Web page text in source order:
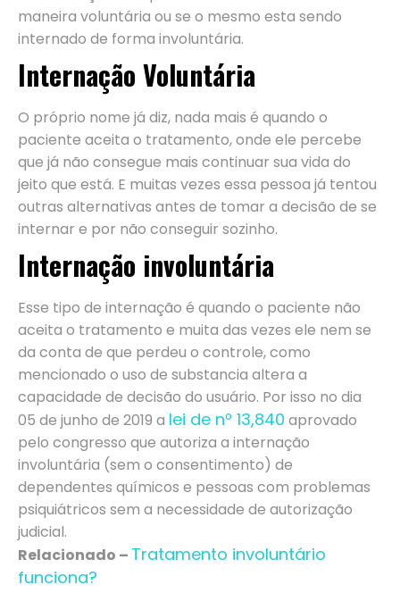
maneira voluntária ou se o mesmo esta sendo
internado de forma involuntária.
Internação Voluntária
O próprio nome já diz, nada mais é quando o
paciente aceita o tratamento, onde ele percebe
que já não consegue mais continuar sua vida do
jeito que está. E muitas vezes essa pessoa já tentou
outras alternativas antes de tomar a decisão de se
internar e por não conseguir sozinho.
Internação involuntária
Esse tipo de internação é quando o paciente não
aceita o tratamento e muita das vezes ele nem se
da conta de que perdeu o controle, como
mencionado o uso de substancia altera a
capacidade de decisão do usuário. Por isso no dia
05 de junho de 2019 a lei de nº 13,840 aprovado
pelo congresso que autoriza a internação
involuntária (sem o consentimento) de
dependentes químicos e pessoas com problemas
psiquiátricos sem a necessidade de autorização
judicial.
Relacionado – Tratamento involuntário
funciona?